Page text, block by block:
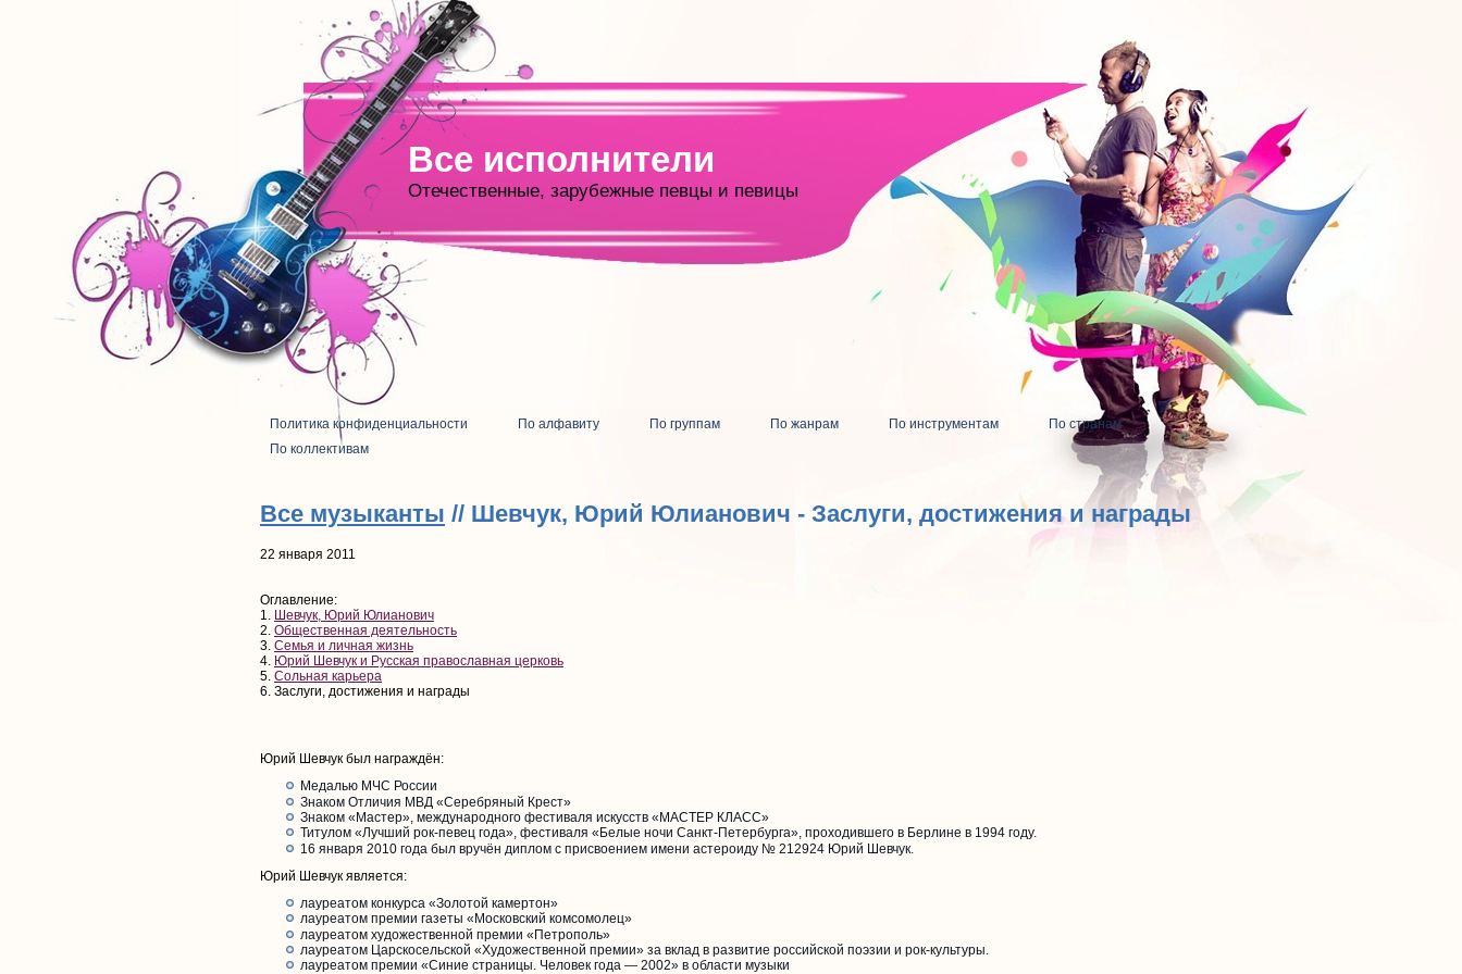
Все исполнители
Отечественные, зарубежные певцы и певицы
Политика конфиденциальности По алфавиту По группам По жанрам По инструментам
По странам
По коллективам
Все музыканты // Шевчук, Юрий Юлианович - Заслуги, достижения и награды
22 января 2011
Оглавление:
1. Шевчук, Юрий Юлианович
2. Общественная деятельность
3. Семья и личная жизнь
4. Юрий Шевчук и Русская православная церковь
5. Сольная карьера
6. Заслуги, достижения и награды
Юрий Шевчук был награждён:
Медалью МЧС России
Знаком Отличия МВД «Серебряный Крест»
Знаком «Мастер», международного фестиваля искусств «МАСТЕР КЛАСС»
Титулом «Лучший рок-певец года», фестиваля «Белые ночи Санкт-Петербурга», проходившего в Берлине в 1994 году.
16 января 2010 года был вручён диплом с присвоением имени астероиду № 212924 Юрий Шевчук.
Юрий Шевчук является:
лауреатом конкурса «Золотой камертон»
лауреатом премии газеты «Московский комсомолец»
лауреатом художественной премии «Петрополь»
лауреатом Царскосельской «Художественной премии» за вклад в развитие российской поэзии и рок-культуры.
лауреатом премии «Синие страницы. Человек года — 2002» в области музыки